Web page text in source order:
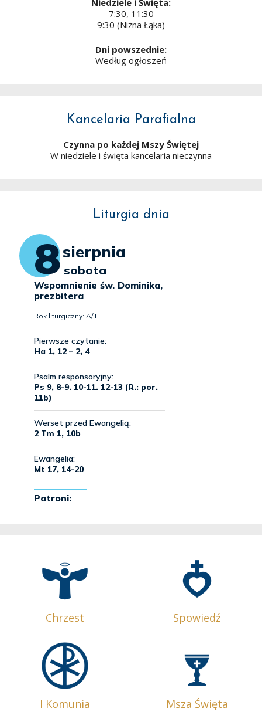
Niedziele i Święta:
7:30, 11:30
9:30 (Niżna Łąka)
Dni powszednie:
Według ogłoszeń
Kancelaria Parafialna
Czynna po każdej Mszy Świętej
W niedziele i święta kancelaria nieczynna
Liturgia dnia
Chrzest Spowiedź
I Komunia Msza Święta